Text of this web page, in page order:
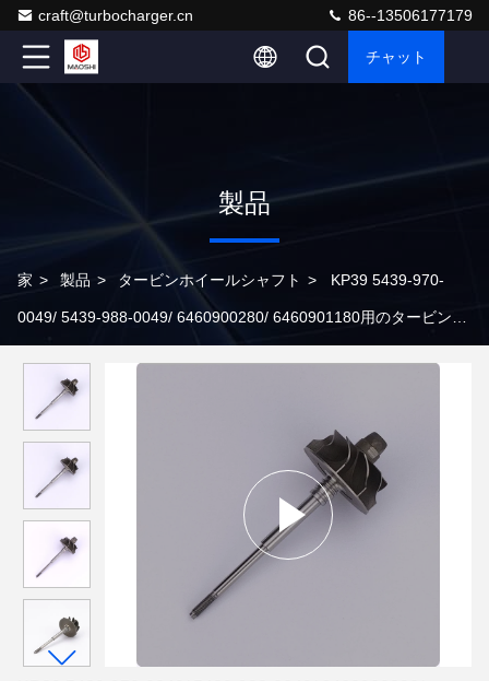
craft@turbocharger.cn 86--13506177179
チャット
製品
家 > 製品 > タービンホイールシャフト > KP39 5439-970-
0049/ 5439-988-0049/ 6460900280/ 6460901180用のタービンホ